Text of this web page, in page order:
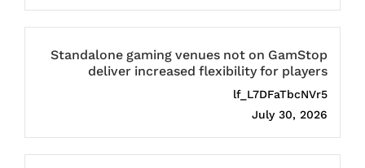
Standalone gaming venues not on GamStop
deliver increased flexibility for players
lf_L7DFaTbcNVr5
July 30, 2026